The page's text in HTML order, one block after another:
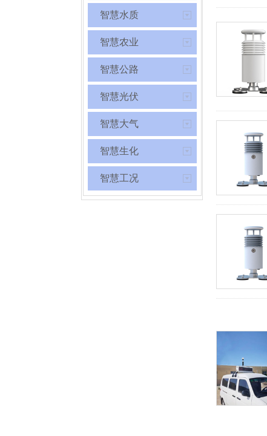
智慧水质
智慧农业
智慧公路
智慧光伏
智慧大气
智慧生化
智慧工况